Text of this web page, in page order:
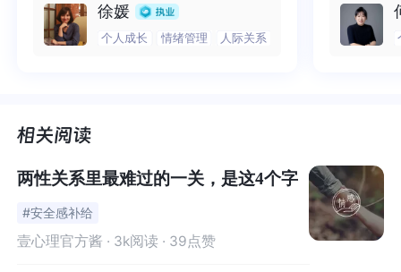
一部分未处理的情绪被注意到了，
而且当咨询师准确说出我当时的情
觉轻快了很多，感觉轻松了。很感
谢咨询师姐姐！
处理的情绪被注意到了，而且当咨
询师准确说出我当时的情绪，我感
了很多，感觉轻松了。很感谢咨询
师姐姐！
徐媛
个人成长 情绪管理 人际关系
来，觉
再困于
不必再
梏，更
两性关系里最难过的一关，是这4个字
#安全感补给
壹心理官方酱 · 3k阅读 · 39点赞